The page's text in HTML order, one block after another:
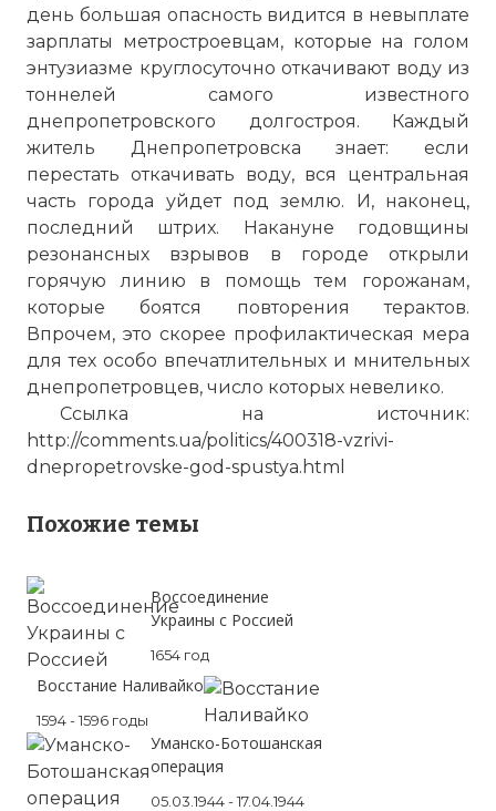
день большая опасность видится в невыплате
зарплаты метростроевцам, которые на голом
энтузиазме круглосуточно откачивают воду из
тоннелей самого известного
днепропетровского долгостроя. Каждый
житель Днепропетровска знает: если
перестать откачивать воду, вся центральная
часть города уйдет под землю. И, наконец,
последний штрих. Накануне годовщины
резонансных взрывов в городе открыли
горячую линию в помощь тем горожанам,
которые боятся повторения терактов.
Впрочем, это скорее профилактическая мера
для тех особо впечатлительных и мнительных
днепропетровцев, число которых невелико.
Ссылка на источник:
http://comments.ua/politics/400318-vzrivi-
dnepropetrovske-god-spustya.html
Похожие темы
Воссоединение
Украины с Россией
1654 год
Восстание Наливайко
1594 - 1596 годы
Уманско-Ботошанская
операция
05.03.1944 - 17.04.1944